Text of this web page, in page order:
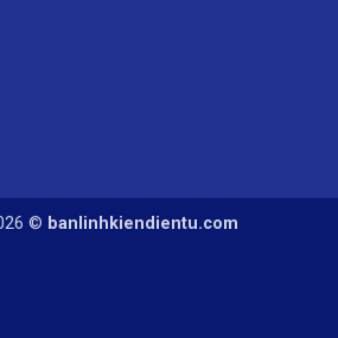
© banlinhkiendientu.com